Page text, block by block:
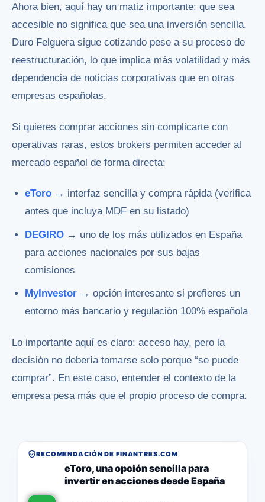
Ahora bien, aquí hay un matiz importante: que sea
accesible no significa que sea una inversión sencilla.
Duro Felguera sigue cotizando pese a su proceso de
reestructuración, lo que implica más volatilidad y más
dependencia de noticias corporativas que en otras
empresas españolas.
Si quieres comprar acciones sin complicarte con
operativas raras, estos brokers permiten acceder al
mercado español de forma directa:
eToro → interfaz sencilla y compra rápida (verifica
antes que incluya MDF en su listado)
DEGIRO → uno de los más utilizados en España
para acciones nacionales por sus bajas
comisiones
MyInvestor → opción interesante si prefieres un
entorno más bancario y regulación 100% española
Lo importante aquí es claro: acceso hay, pero la
decisión no debería tomarse solo porque “se puede
comprar”. En este caso, entender el contexto de la
empresa pesa más que el propio proceso de compra.
RECOMENDACIÓN DE FINANTRES.COM
eToro, una opción sencilla para
invertir en acciones desde España